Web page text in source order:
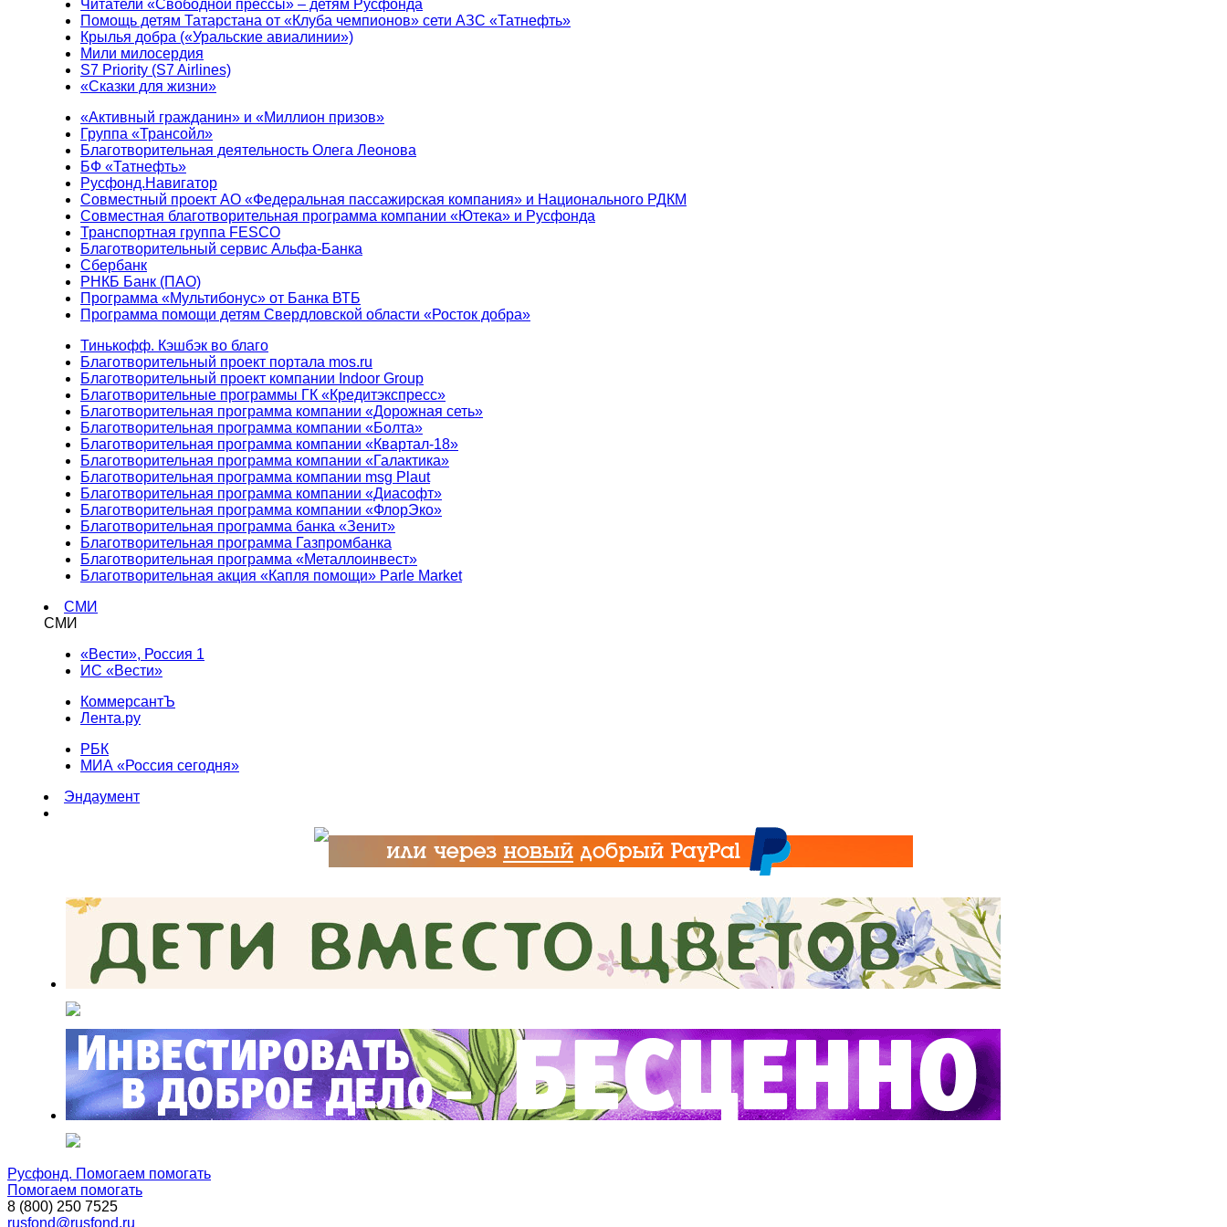
Читатели «Свободной прессы» – детям Русфонда
Помощь детям Татарстана от «Клуба чемпионов» сети АЗС «Татнефть»
Крылья добра («Уральские авиалинии»)
Мили милосердия
S7 Priority (S7 Airlines)
«Сказки для жизни»
«Активный гражданин» и «Миллион призов»
Группа «Трансойл»
Благотворительная деятельность Олега Леонова
БФ «Татнефть»
Русфонд.Навигатор
Совместный проект АО «Федеральная пассажирская компания» и Национального РДКМ
Совместная благотворительная программа компании «Ютека» и Русфонда
Транспортная группа FESCO
Благотворительный сервис Альфа-Банка
Сбербанк
РНКБ Банк (ПАО)
Программа «Мультибонус» от Банка ВТБ
Программа помощи детям Свердловской области «Росток добра»
Тинькофф. Кэшбэк во благо
Благотворительный проект портала mos.ru
Благотворительный проект компании Indoor Group
Благотворительные программы ГК «Кредитэкспресс»
Благотворительная программа компании «Дорожная сеть»
Благотворительная программа компании «Болта»
Благотворительная программа компании «Квартал-18»
Благотворительная программа компании «Галактика»
Благотворительная программа компании msg Plaut
Благотворительная программа компании «Диасофт»
Благотворительная программа компании «ФлорЭко»
Благотворительная программа банка «Зенит»
Благотворительная программа Газпромбанка
Благотворительная программа «Металлоинвест»
Благотворительная акция «Капля помощи» Parle Market
СМИ
СМИ
«Вести», Россия 1
ИС «Вести»
КоммерсантЪ
Лента.ру
РБК
МИА «Россия сегодня»
Эндаумент
Русфонд. Помогаем помогать
Помогаем помогать
8 (800) 250 7525
rusfond@rusfond.ru